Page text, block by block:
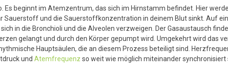
beginnt im Atemzentrum, das sich im Hirnstamm befindet. Hier
und die Sauerstoffkonzentration in deinem Blut sinkt. Auf
in die Bronchioli und die Alveolen verzweigen. Der Gasaustausch
gelangt und durch den Körper gepumpt wird. Umgekehrt wird das
Hauptsäulen, die an diesem Prozess beteiligt sind.
und Atemfrequenz so weit wie möglich miteinander synchronisiert